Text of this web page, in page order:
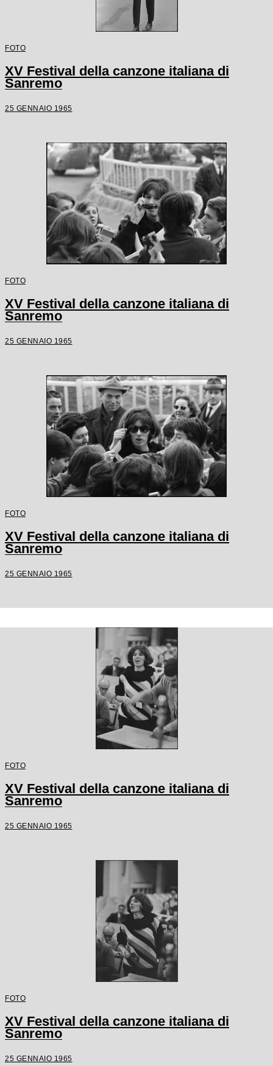
FOTO
XV Festival della canzone italiana di
Sanremo
25 GENNAIO 1965
FOTO
XV Festival della canzone italiana di
Sanremo
25 GENNAIO 1965
FOTO
XV Festival della canzone italiana di
Sanremo
25 GENNAIO 1965
FOTO
XV Festival della canzone italiana di
Sanremo
25 GENNAIO 1965
FOTO
XV Festival della canzone italiana di
Sanremo
25 GENNAIO 1965